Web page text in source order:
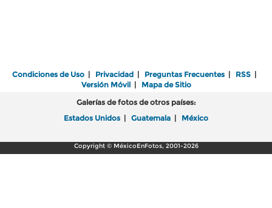
Condiciones de Uso | Privacidad | Preguntas Frecuentes | RSS |
Versión Móvil| Mapa de Sitio
Galerías de fotos de otros países:
Estados Unidos | Guatemala | México
Copyright © MéxicoEnFotos, 2001-2026